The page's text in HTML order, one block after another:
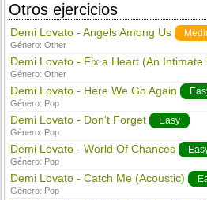
Otros ejercicios
Demi Lovato - Angels Among Us
Género:Other
Demi Lovato - Fix a Heart (An Intimate
Género:Other
Demi Lovato - Here We Go Again
Género: Pop
Demi Lovato - Don't Forget Easy
Género: Pop
Demi Lovato - World Of Chances
Género: Pop
Demi Lovato - Catch Me (Acoustic)
Género: Pop